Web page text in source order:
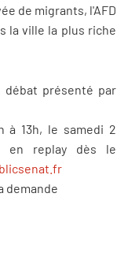
de migrants, l'AFD
la ville la plus riche
débat présenté par
à 13h, le samedi 2
en replay dès le
demande